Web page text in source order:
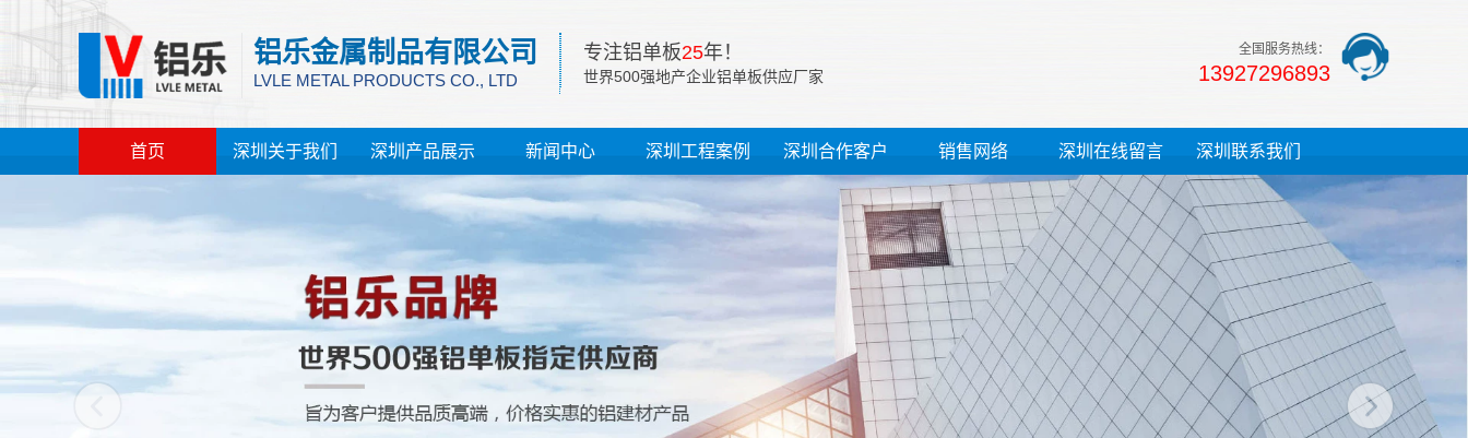
铝乐金属制品有限公司
LVLE METAL PRODUCTS CO., LTD
专注铝单板25年！
世界500强地产企业铝单板供应厂家
全国服务热线：
13927296893
首页 深圳关于我们 深圳产品展示 新闻中心 深圳工程案例 深圳合作客户 销售网络 深圳在线留言
13690800807
深圳联系我们